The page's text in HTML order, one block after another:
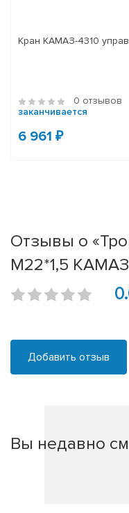
Кран КАМАЗ-4310
0 отзывов
заканчивается
6 961 ₽
Отзывы о
М22*1,5
Добавить отзыв
Вы недавно